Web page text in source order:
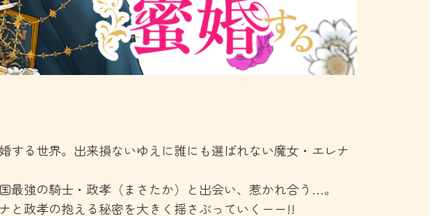
する世界。出来損ないゆえに誰にも選ばれない魔女・エレナ
最強の騎士・政孝（まさたか）と出会い、惹かれ合う…。
と政孝の抱える秘密を大きく揺さぶっていくーー!!